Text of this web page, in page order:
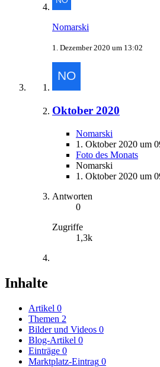
Nomarski
1. Dezember 2020 um 13:02
Oktober 2020
Nomarski
1. Oktober 2020 um
Foto des Monats
Nomarski
1. Oktober 2020 um
Antworten
0
Zugriffe
1,3k
Inhalte
Artikel 0
Themen 2
Bilder und Videos 0
Blog-Artikel 0
Einträge 0
Marktplatz-Eintrag 0